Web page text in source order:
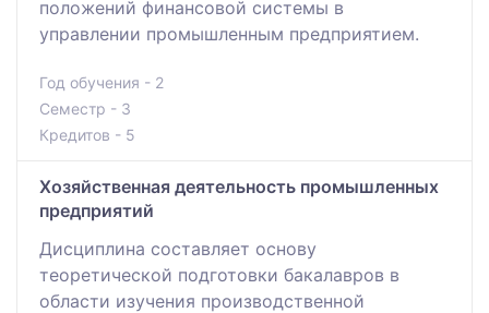
положений финансовой системы в
управлении промышленным предприятием.
Год обучения - 2
Семестр - 3
Кредитов - 5
Хозяйственная деятельность промышленных
предприятий
Дисциплина составляет основу
теоретической подготовки бакалавров в
области изучения производственной